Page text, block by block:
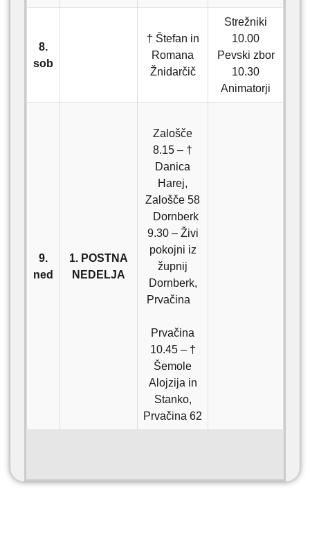
8.
sob
† Štefan in
Romana
Žnidarčič
Strežniki
10.00
Pevski zbor
10.30
Animatorji
9.
ned
1. POSTNA
NEDELJA
Zalošče
8.15 – †
Danica
Harej,
Zalošče 58
Dornberk
9.30 – Živi
pokojni iz
župnij
Dornberk,
Prvačina
Prvačina
10.45 – †
Šemole
Alojzija in
Stanko,
Prvačina 62